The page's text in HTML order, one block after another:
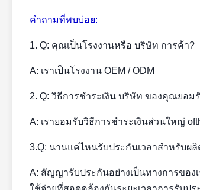
คำถามที่พบบ่อย:
1. Q: คุณเป็นโรงงานหรือ บริษัท การค้า?
A: เราเป็นโรงงาน OEM / ODM
2. Q: วิธีการชำระเงิน บริษัท ของคุณยอม
A: เรายอมรับวิธีการชำระเงินส่วนใหญ่
3.Q: นานแค่ไหนรับประกันเวลาสำหรับ
A: สัญญารับประกันอย่างเป็นทางการของ